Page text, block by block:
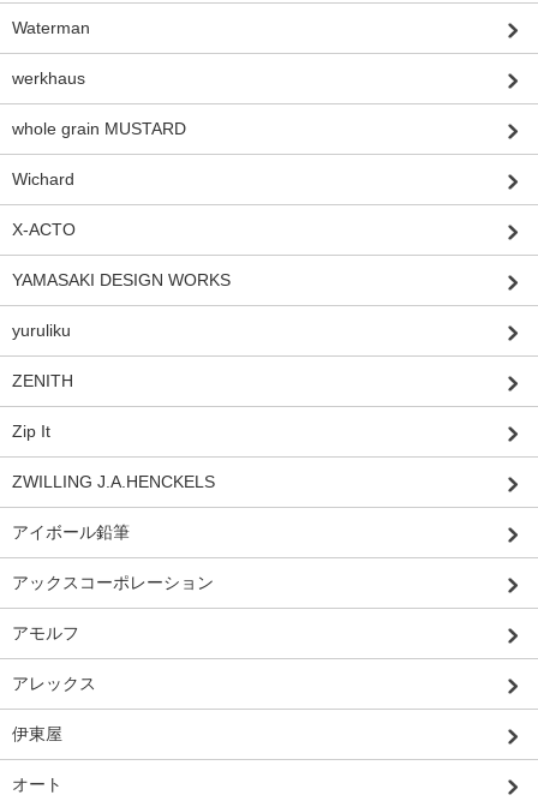
Waterman
werkhaus
whole grain MUSTARD
Wichard
X-ACTO
YAMASAKI DESIGN WORKS
yuruliku
ZENITH
Zip It
ZWILLING J.A.HENCKELS
アイボール鉛筆
アックスコーポレーション
アモルフ
アレックス
伊東屋
オート